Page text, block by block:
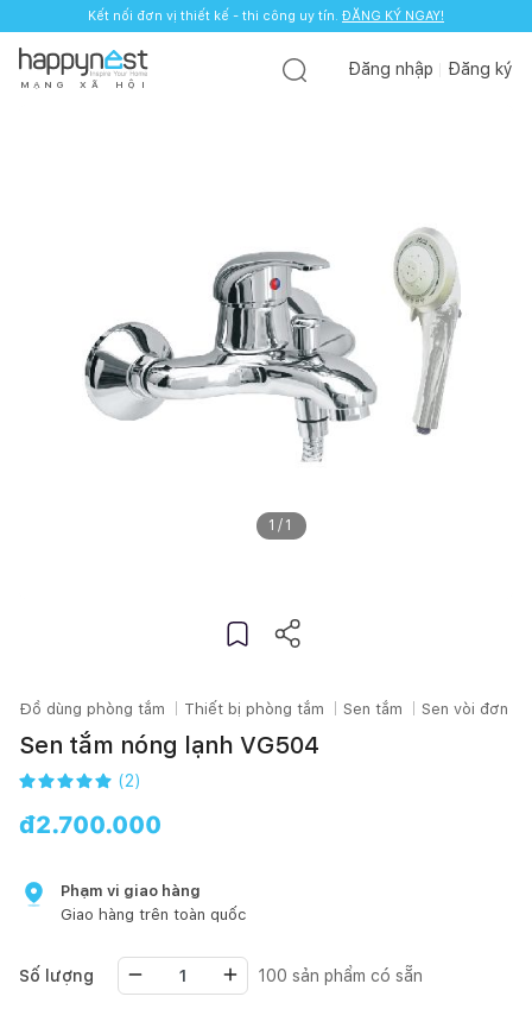
Kết nối đơn vị thiết kế - thi công uy tín. ĐĂNG KÝ NGAY!
M Ạ N G X Ã H Ộ I
Đăng nhập Đăng ký
1 / 1
Đồ dùng phòng tắm Thiết bị phòng tắm Sen tắm Sen vòi đơn
Sen tắm nóng lạnh VG504
(2)
đ2.700.000
Phạm vi giao hàng
Giao hàng trên toàn quốc
Số lượng 100 sản phẩm có sẵn